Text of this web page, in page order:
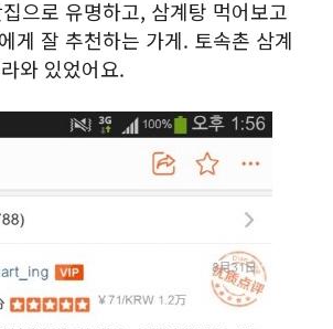
으로 유명하고, 삼계탕 먹어보고
게 잘 추천하는 가게. 토속촌 삼계
와 있었어요.